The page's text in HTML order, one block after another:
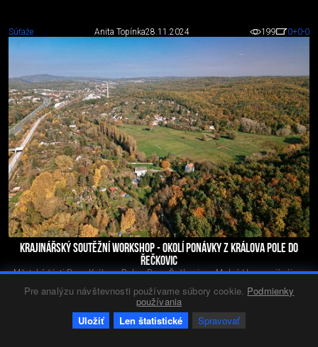
Pre analýzu návštevnosti používame súbory cookie. Podmienky
používania
Uložiť
Len štatistické Spravovať
Súťaže Anita Topínka28.11.2024 199 0+0-0
KRAJINÁŘSKÝ SOUTĚŽNÍ WORKSHOP - OKOLÍ PONÁVKY Z KRÁLOVA POLE DO
ŘEČKOVIC
Městské části Brno-Královo Pole a Brno-Řečkovice a Mokrá Hora mají zájem
ulici Jandáskova v...